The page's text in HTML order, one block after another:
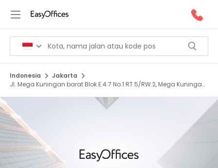
Indonesia
Jakarta
Jl. Mega Kuningan barat Blok E.4.7 No.1 RT.5/RW.2, Mega Kuningan,